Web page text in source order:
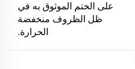
على الختم الموثوق به في
ظل الظروف منخفضة
الحرارة.